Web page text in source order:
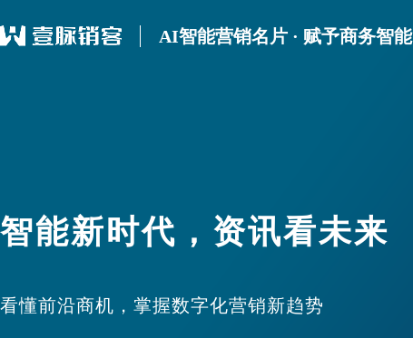
AI智能营销名片 · 赋予商务智能
智能新时代，资讯看未来
看懂前沿商机，掌握数字化营销新趋势